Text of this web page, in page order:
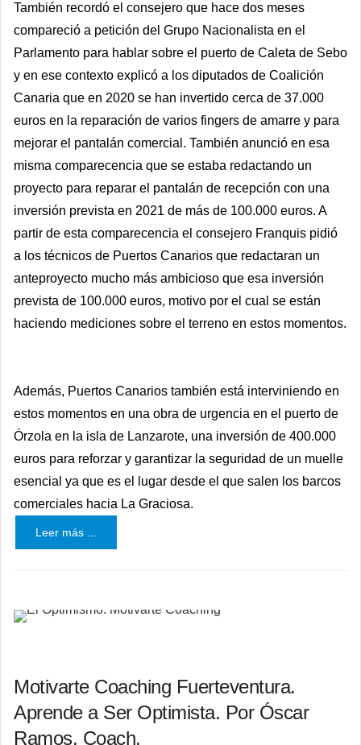
También recordó el consejero que hace dos meses
compareció a petición del Grupo Nacionalista en el
Parlamento para hablar sobre el puerto de Caleta de Sebo
y en ese contexto explicó a los diputados de Coalición
Canaria que en 2020 se han invertido cerca de 37.000
euros en la reparación de varios fingers de amarre y para
mejorar el pantalán comercial. También anunció en esa
misma comparecencia que se estaba redactando un
proyecto para reparar el pantalán de recepción con una
inversión prevista en 2021 de más de 100.000 euros. A
partir de esta comparecencia el consejero Franquis pidió
a los técnicos de Puertos Canarios que redactaran un
anteproyecto mucho más ambicioso que esa inversión
prevista de 100.000 euros, motivo por el cual se están
haciendo mediciones sobre el terreno en estos momentos.
Además, Puertos Canarios también está interviniendo en
estos momentos en una obra de urgencia en el puerto de
Órzola en la isla de Lanzarote, una inversión de 400.000
euros para reforzar y garantizar la seguridad de un muelle
esencial ya que es el lugar desde el que salen los barcos
comerciales hacia La Graciosa.
Leer más ...
Motivarte Coaching Fuerteventura.
Aprende a Ser Optimista. Por Óscar
Ramos. Coach.